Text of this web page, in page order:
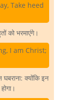
Take heed
को भरमाएंगे।
I am Christ;
क्योंकि इन